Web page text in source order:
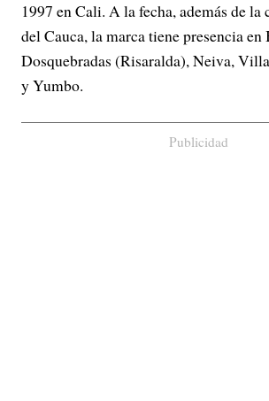
1997 en Cali. A la fecha, además de
del Cauca, la marca tiene presencia
Dosquebradas (Risaralda), Neiva,
y Yumbo.
Publicidad